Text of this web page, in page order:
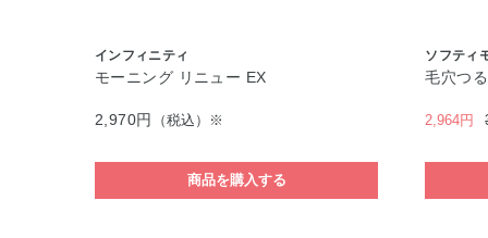
インフィニティ
モーニング リニュー EX
2,970円 （税込）※
商品を購入する
ソフティ
毛穴つ
2,964円